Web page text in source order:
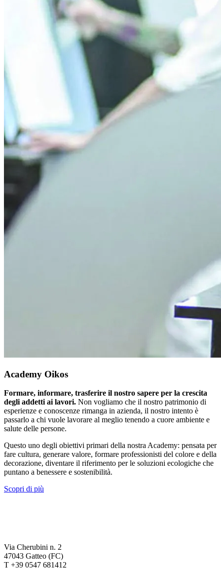
Academy Oikos
Formare, informare, trasferire il nostro sapere per la crescita
degli addetti ai lavori. Non vogliamo che il nostro patrimonio di
esperienze e conoscenze rimanga in azienda, il nostro intento è
passarlo a chi vuole lavorare al meglio tenendo a cuore ambiente e
salute delle persone.
Questo uno degli obiettivi primari della nostra Academy: pensata per
fare cultura, generare valore, formare professionisti del colore e della
decorazione, diventare il riferimento per le soluzioni ecologiche che
puntano a benessere e sostenibilità.
Scopri di più
Via Cherubini n. 2
47043 Gatteo (FC)
T +39 0547 681412